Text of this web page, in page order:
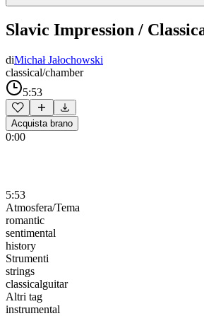
Slavic Impression /
diMichał Jałochowski
classical/chamber
5:53
Acquista brano
0:00
5:53
Atmosfera/Tema
romantic
sentimental
history
Strumenti
strings
classicalguitar
Altri tag
instrumental